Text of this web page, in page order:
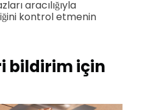
aracılığıyla
kontrol etmenin
bildirim için